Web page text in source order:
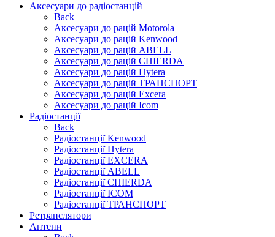
Аксесуари до радіостанцій
Back
Аксесуари до рацій Motorola
Аксесуари до рацій Kenwood
Аксесуари до рацій ABELL
Аксесуари до рацій CHIERDA
Аксесуари до рацій Hytera
Аксесуари до рацій ТРАНСПОРТ
Аксесуари до рацій Excera
Аксесуари до рацій Icom
Радіостанції
Back
Радіостанції Kenwood
Радіостанції Hytera
Радіостанції EXCERA
Радіостанції ABELL
Радіостанції CHIERDA
Радіостанції ICOM
Радіостанції ТРАНСПОРТ
Ретранслятори
Антени